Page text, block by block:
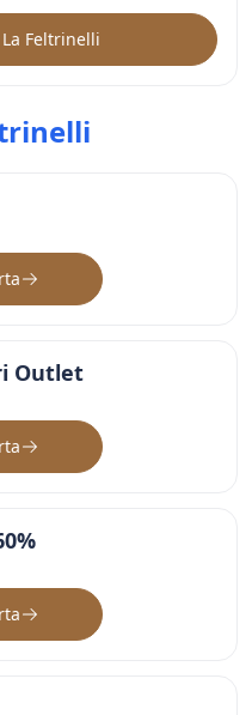
Feltrinelli
Outlet